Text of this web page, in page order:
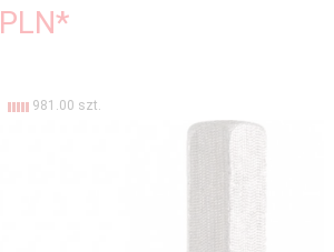
PLN*
981.00 szt.